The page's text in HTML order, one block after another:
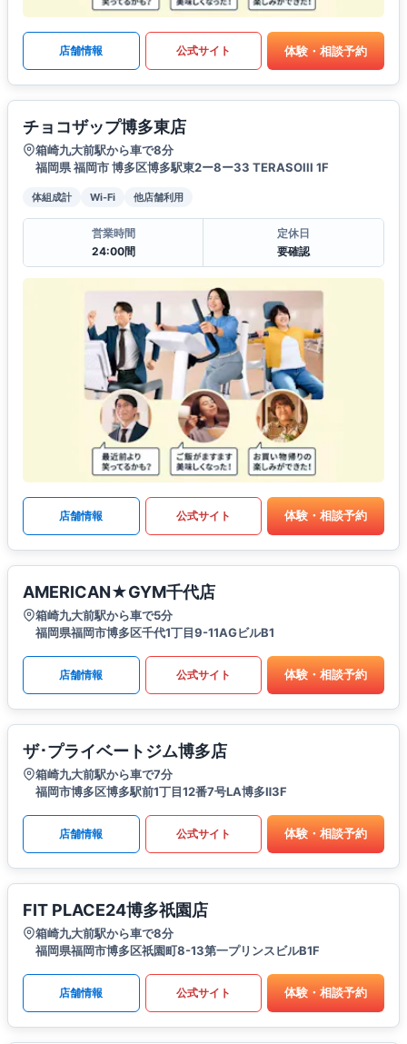
店舗情報 公式サイト 体験・相談予約
チョコザップ博多東店
箱崎九大前駅から車で8分
福岡県 福岡市 博多区博多駅東2ー8ー33 TERASOIII 1F
体組成計 Wi-Fi 他店舗利用
営業時間
24:00間
定休日
要確認
店舗情報 公式サイト 体験・相談予約
AMERICAN★GYM千代店
箱崎九大前駅から車で5分
福岡県福岡市博多区千代1丁目9-11AGビルB1
店舗情報 公式サイト 体験・相談予約
ザ･プライベートジム博多店
箱崎九大前駅から車で7分
福岡市博多区博多駅前1丁目12番7号LA博多Ⅱ3F
店舗情報 公式サイト 体験・相談予約
FIT PLACE24博多祇園店
箱崎九大前駅から車で8分
福岡県福岡市博多区祇園町8-13第一プリンスビルB1F
店舗情報 公式サイト 体験・相談予約